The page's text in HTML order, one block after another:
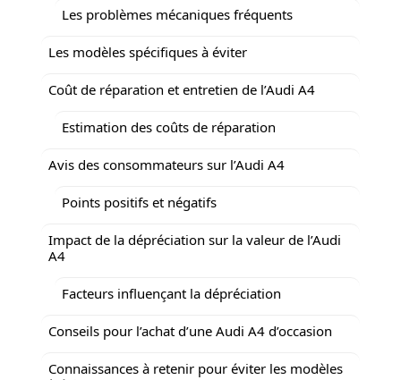
Les problèmes mécaniques fréquents
Les modèles spécifiques à éviter
Coût de réparation et entretien de l’Audi A4
Estimation des coûts de réparation
Avis des consommateurs sur l’Audi A4
Points positifs et négatifs
Impact de la dépréciation sur la valeur de l’Audi
A4
Facteurs influençant la dépréciation
Conseils pour l’achat d’une Audi A4 d’occasion
Connaissances à retenir pour éviter les modèles